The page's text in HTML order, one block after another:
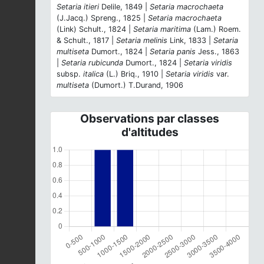
Setaria itieri Delile, 1849 | Setaria macrochaeta
(J.Jacq.) Spreng., 1825 | Setaria macrochaeta
(Link) Schult., 1824 | Setaria maritima (Lam.) Roem.
& Schult., 1817 | Setaria melinis Link, 1833 | Setaria
multiseta Dumort., 1824 | Setaria panis Jess., 1863
Setaria rubicunda Dumort., 1824 | Setaria viridis
subsp. italica (L.) Briq., 1910 | Setaria viridis var.
multiseta (Dumort.) T.Durand, 1906
Observations par classes
d'altitudes